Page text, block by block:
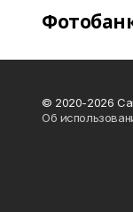
© 2020-2026
Об